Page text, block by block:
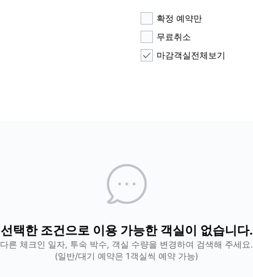
확정 예약만
무료취소
마감객실전체보기
선택한 조건으로 이용 가능한 객실이 없습니다.
다른 체크인 일자, 투숙 박수, 객실 수량을 변경하여 검색해 주세요.
(일반/대기 예약은 1객실씩 예약 가능)